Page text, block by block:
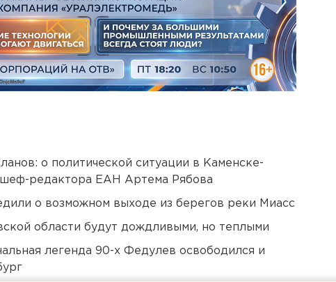
о политической ситуации в Каменске-
редактора ЕАН Артема Рябова
о возможном выходе из берегов реки Миасс
области будут дождливыми, но теплыми
легенда 90-х Федулев освободился и